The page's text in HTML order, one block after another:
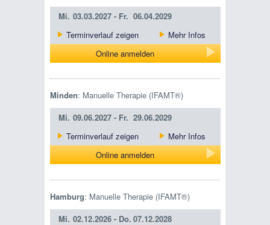
Mi. 03.03.2027 - Fr. 06.04.2029
Terminverlauf zeigen
Mehr Infos
Online anmelden
Minden: Manuelle Therapie (IFAMT®)
Mi. 09.06.2027 - Fr. 29.06.2029
Terminverlauf zeigen
Mehr Infos
Online anmelden
Hamburg: Manuelle Therapie (IFAMT®)
Mi. 02.12.2026 - Do. 07.12.2028